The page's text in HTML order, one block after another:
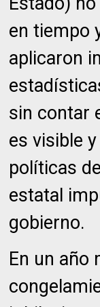
en tiempo
aplicaron
sin contar
es visible
políticas
estatal
gobierno.
En un año